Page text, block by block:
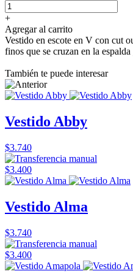
+
Agregar al carrito
Vestido en escote en V con cut
finos que se cruzan en la
También te puede interesar
Vestido Abby
$3.740
$3.400
Vestido Alma
$3.740
$3.400